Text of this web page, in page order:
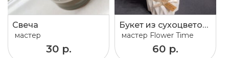
Свеча
мастер
30 р.
Букет из сухоцветов в вазе
мастер Flower Time
60 р.